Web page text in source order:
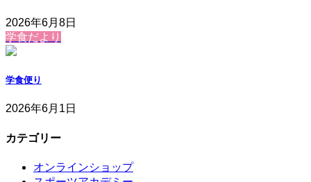
2026年6月8日
学食だより
学食便り
2026年6月1日
カテゴリー
オンラインショップ